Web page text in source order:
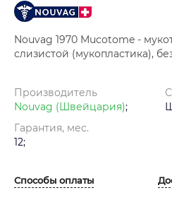
Nouvag 1970 Mucotome -
слизистой (мукопластика),
Производитель
Nouvag (Швейцария);
Гарантия, мес.
12;
Способы оплаты